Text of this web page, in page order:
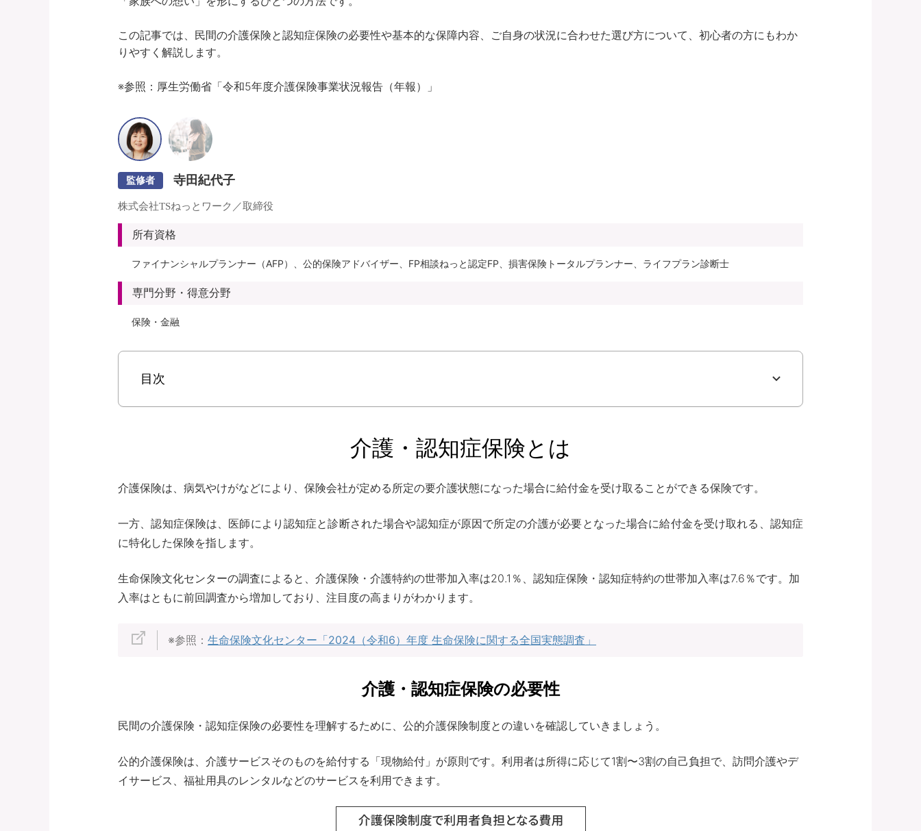
この記事では、民間の介護保険と認知症保険の必要性や基本的な保障内容、ご自身の状況に合わせた選び方について、初心者の方にもわか
りやすく解説します。
※参照：厚生労働省「令和5年度介護保険事業状況報告（年報）」
監修者 寺田紀代子
株式会社TSねっとワーク／取締役
所有資格
ファイナンシャルプランナー（AFP）、公的保険アドバイザー、FP相談ねっと認定FP、損害保険トータルプランナー、ライフプラン診断士
専門分野・得意分野
保険・金融
目次
介護・認知症保険とは
介護保険は、病気やけがなどにより、保険会社が定める所定の要介護状態になった場合に給付金を受け取ることができる保険です。
一方、認知症保険は、医師により認知症と診断された場合や認知症が原因で所定の介護が必要となった場合に給付金を受け取れる、認知症
に特化した保険を指します。
生命保険文化センターの調査によると、介護保険・介護特約の世帯加入率は20.1％、認知症保険・認知症特約の世帯加入率は7.6％です。加
入率はともに前回調査から増加しており、注目度の高まりがわかります。
※参照： 生命保険文化センター「2024（令和6）年度 生命保険に関する全国実態調査」
介護・認知症保険の必要性
民間の介護保険・認知症保険の必要性を理解するために、公的介護保険制度との違いを確認していきましょう。
公的介護保険は、介護サービスそのものを給付する「現物給付」が原則です。利用者は所得に応じて1割〜3割の自己負担で、訪問介護やデ
イサービス、福祉用具のレンタルなどのサービスを利用できます。